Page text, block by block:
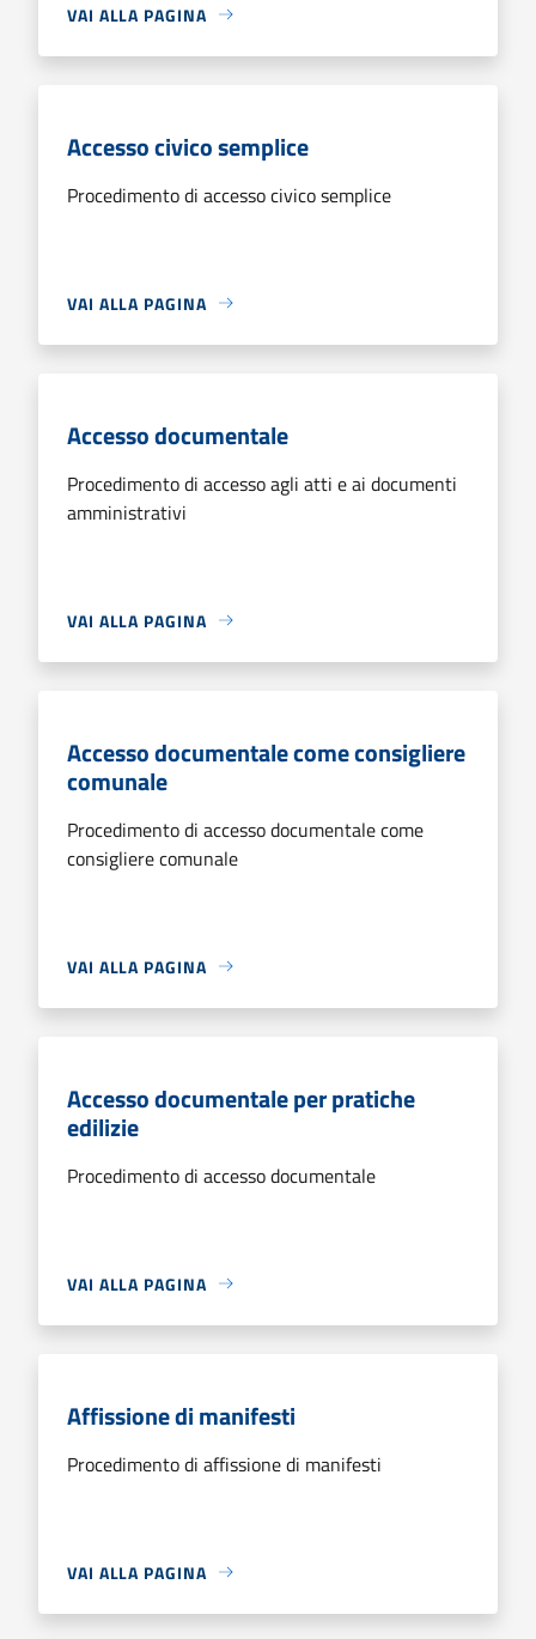
VAI ALLA PAGINA
Accesso civico semplice
Procedimento di accesso civico semplice
VAI ALLA PAGINA
Accesso documentale
Procedimento di accesso agli atti e ai documenti
amministrativi
VAI ALLA PAGINA
Accesso documentale come consigliere
comunale
Procedimento di accesso documentale come
consigliere comunale
VAI ALLA PAGINA
Accesso documentale per pratiche
edilizie
Procedimento di accesso documentale
VAI ALLA PAGINA
Affissione di manifesti
Procedimento di affissione di manifesti
VAI ALLA PAGINA